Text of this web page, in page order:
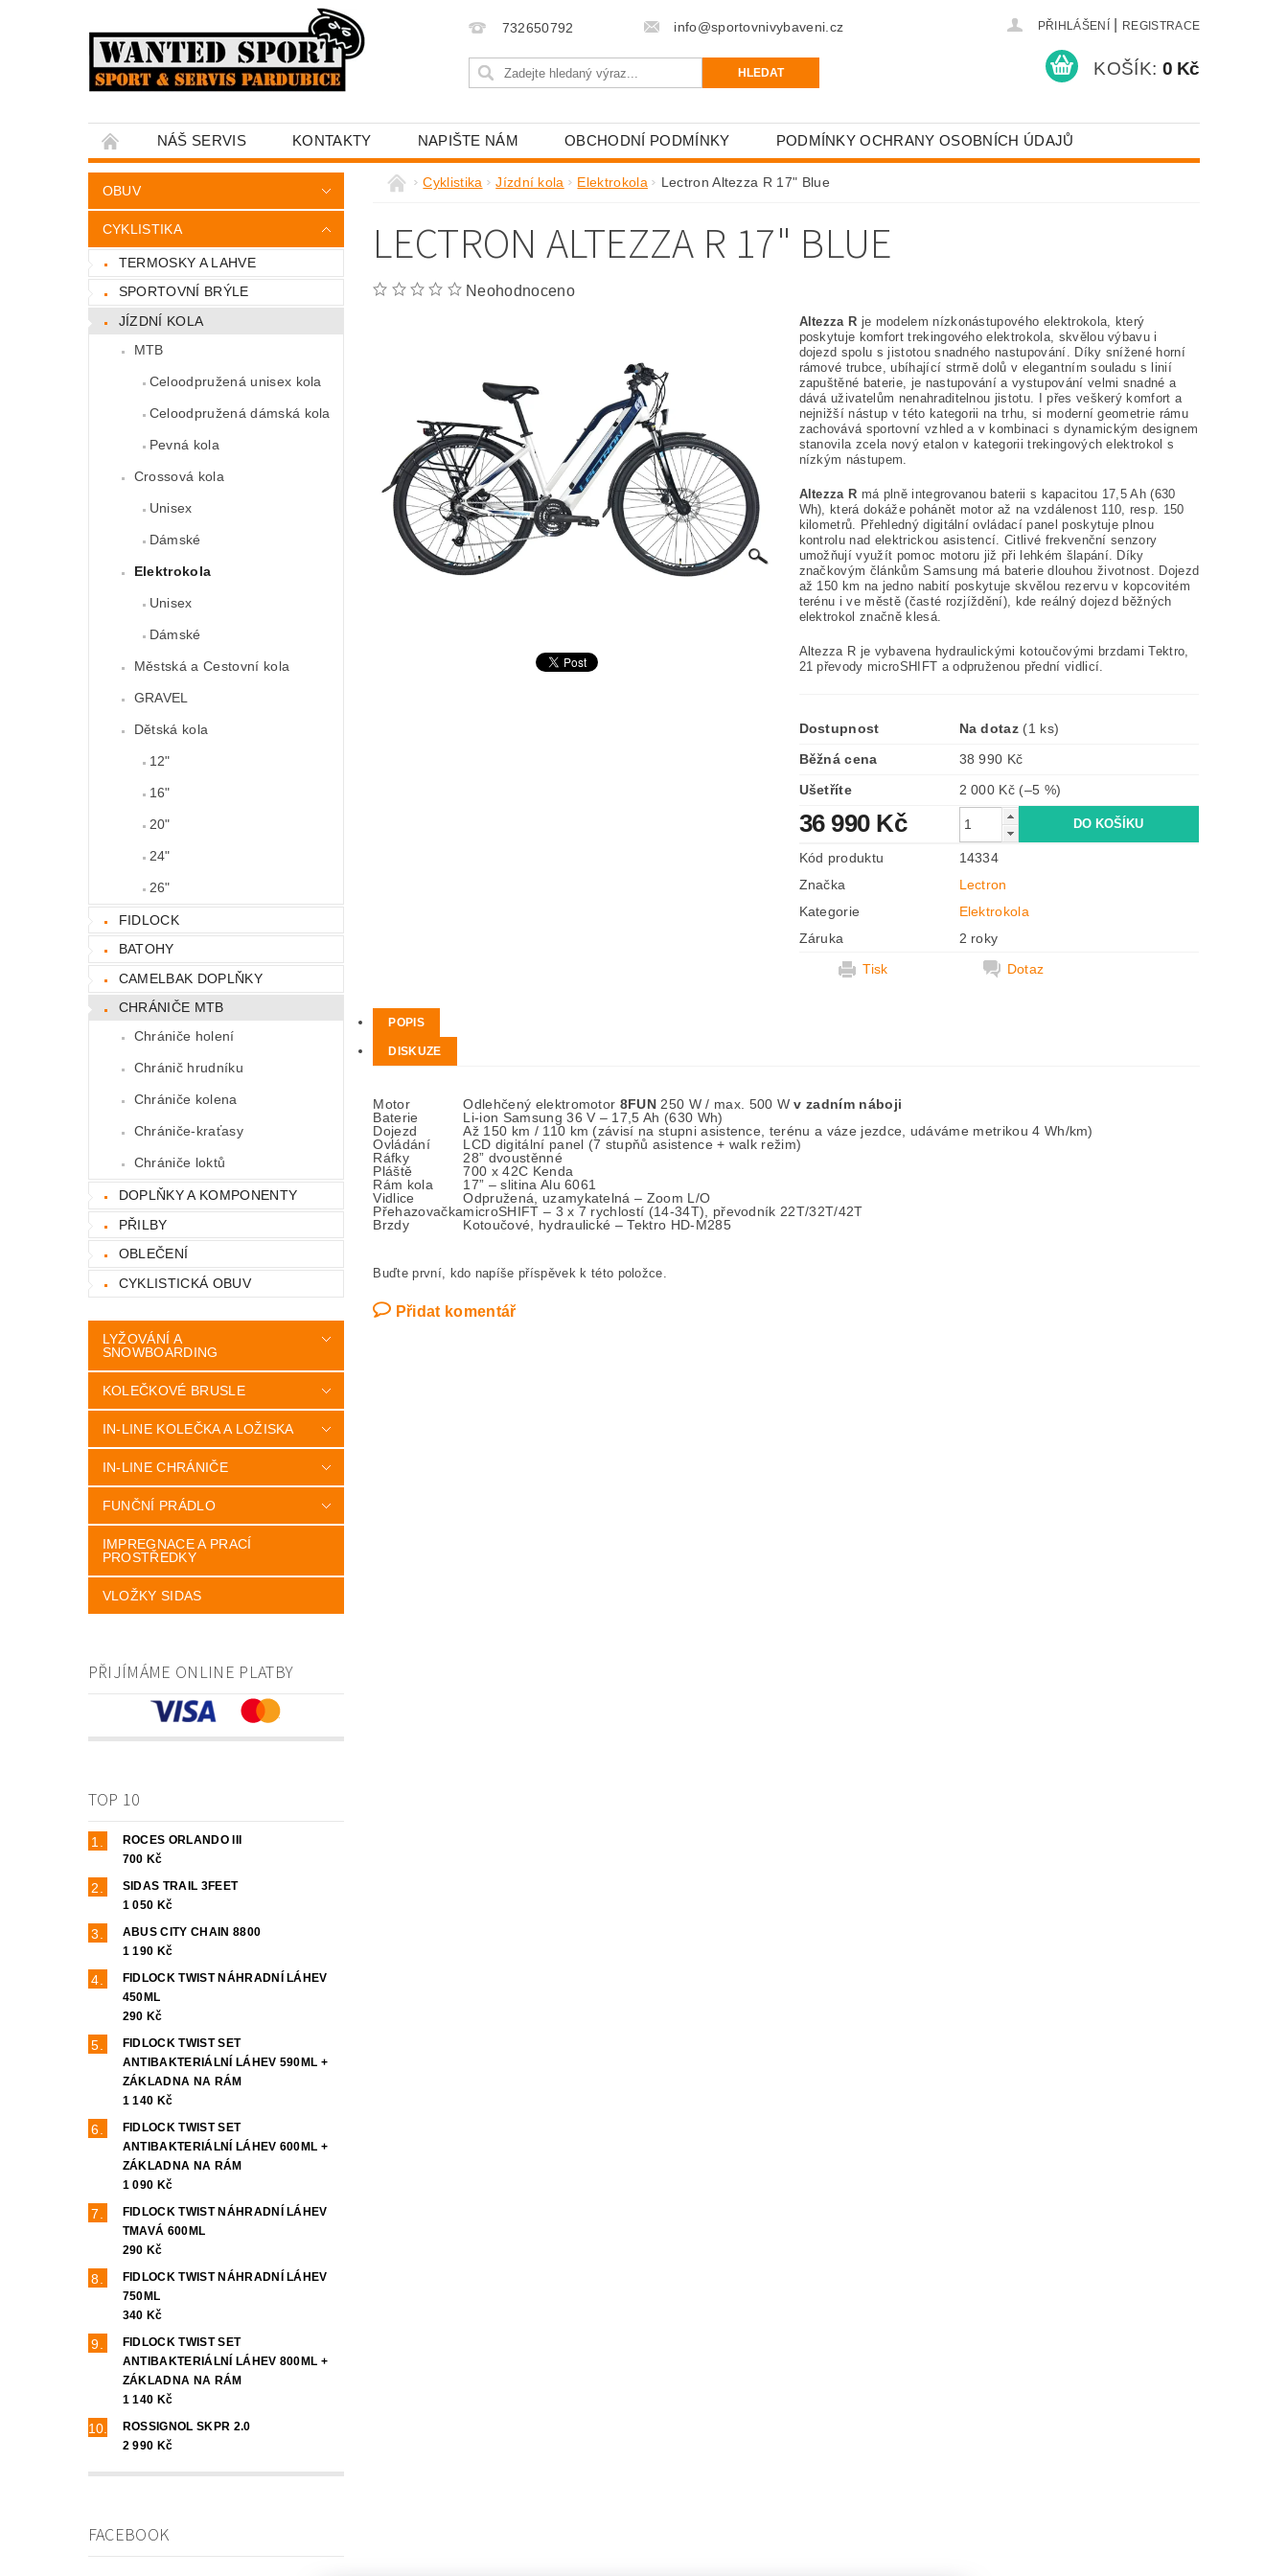
732650792 info@sportovnivybaveni.cz PŘIHLÁŠENÍ REGISTRACE
KOŠÍK: 0 Kč
NÁŠ SERVIS KONTAKTY NAPIŠTE NÁM OBCHODNÍ PODMÍNKY PODMÍNKY OCHRANY OSOBNÍCH ÚDAJŮ
OBUV
CYKLISTIKA
TERMOSKY A LAHVE
SPORTOVNÍ BRÝLE
JÍZDNÍ KOLA
MTB
Celoodpružená unisex kola
Celoodpružená dámská kola
Pevná kola
Crossová kola
Unisex
Dámské
Elektrokola
Unisex
Dámské
Městská a Cestovní kola
GRAVEL
Dětská kola
12"
16"
20"
24"
26"
FIDLOCK
BATOHY
CAMELBAK DOPLŇKY
CHRÁNIČE MTB
Chrániče holení
Chránič hrudníku
Chrániče kolena
Chrániče-kraťasy
Chrániče loktů
DOPLŇKY A KOMPONENTY
PŘILBY
OBLEČENÍ
CYKLISTICKÁ OBUV
LYŽOVÁNÍ A
SNOWBOARDING
KOLEČKOVÉ BRUSLE
IN-LINE KOLEČKA A LOŽISKA
IN-LINE CHRÁNIČE
FUNČNÍ PRÁDLO
IMPREGNACE A PRACÍ
PROSTŘEDKY
VLOŽKY SIDAS
PŘIJÍMÁME ONLINE PLATBY
TOP 10
ROCES ORLANDO III
700 Kč
SIDAS TRAIL 3FEET
1 050 Kč
ABUS CITY CHAIN 8800
1 190 Kč
FIDLOCK TWIST NÁHRADNÍ LÁHEV
450ML
290 Kč
FIDLOCK TWIST SET
ANTIBAKTERIÁLNÍ LÁHEV 590ML +
ZÁKLADNA NA RÁM
1 140 Kč
FIDLOCK TWIST SET
ANTIBAKTERIÁLNÍ LÁHEV 600ML +
ZÁKLADNA NA RÁM
1 090 Kč
FIDLOCK TWIST NÁHRADNÍ LÁHEV
TMAVÁ 600ML
290 Kč
FIDLOCK TWIST NÁHRADNÍ LÁHEV
750ML
340 Kč
FIDLOCK TWIST SET
ANTIBAKTERIÁLNÍ LÁHEV 800ML +
ZÁKLADNA NA RÁM
1 140 Kč
ROSSIGNOL SKPR 2.0
2 990 Kč
FACEBOOK
Cyklistika Jízdní kola Elektrokola Lectron Altezza R 17" Blue
LECTRON ALTEZZA R 17" BLUE
Neohodnoceno
Altezza R je modelem nízkonástupového elektrokola, který
poskytuje komfort trekingového elektrokola, skvělou výbavu i
dojezd spolu s jistotou snadného nastupování. Díky snížené horní
rámové trubce, ubíhající strmě dolů v elegantním souladu s linií
zapuštěné baterie, je nastupování a vystupování velmi snadné a
dává uživatelům nenahraditelnou jistotu. I přes veškerý komfort a
nejnižší nástup v této kategorii na trhu, si moderní geometrie rámu
zachovává sportovní vzhled a v kombinaci s dynamickým designem
stanovila zcela nový etalon v kategorii trekingových elektrokol s
nízkým nástupem.
Altezza R má plně integrovanou baterii s kapacitou 17,5 Ah (630
Wh), která dokáže pohánět motor až na vzdálenost 110, resp. 150
kilometrů. Přehledný digitální ovládací panel poskytuje plnou
kontrolu nad elektrickou asistencí. Citlivé frekvenční senzory
umožňují využít pomoc motoru již při lehkém šlapání. Díky
značkovým článkům Samsung má baterie dlouhou životnost. Dojezd
až 150 km na jedno nabití poskytuje skvělou rezervu v kopcovitém
terénu i ve městě (časté rozjíždění), kde reálný dojezd běžných
elektrokol značně klesá.
Altezza R je vybavena hydraulickými kotoučovými brzdami Tektro,
21 převody microSHIFT a odpruženou přední vidlicí.
Dostupnost Na dotaz (1 ks)
Běžná cena
38 990 Kč
Ušetříte
2 000 Kč (–5 %)
36 990 Kč
Kód produktu
14334
Značka
Lectron
Kategorie
Elektrokola
Záruka
2 roky
Tisk
Dotaz
POPIS
DISKUZE
Motor Odlehčený elektromotor 8FUN 250 W / max. 500 W v zadním náboji
Baterie
Li-ion Samsung 36 V – 17,5 Ah (630 Wh)
Dojezd
Až 150 km / 110 km (závisí na stupni asistence, terénu a váze jezdce, udáváme metrikou 4 Wh/km)
Ovládání
LCD digitální panel (7 stupňů asistence + walk režim)
Ráfky
28” dvoustěnné
Pláště
700 x 42C Kenda
Rám kola
17” – slitina Alu 6061
Vidlice
Odpružená, uzamykatelná – Zoom L/O
PřehazovačkamicroSHIFT – 3 x 7 rychlostí (14-34T), převodník 22T/32T/42T
Brzdy
Kotoučové, hydraulické – Tektro HD-M285
Buďte první, kdo napíše příspěvek k této položce.
Přidat komentář